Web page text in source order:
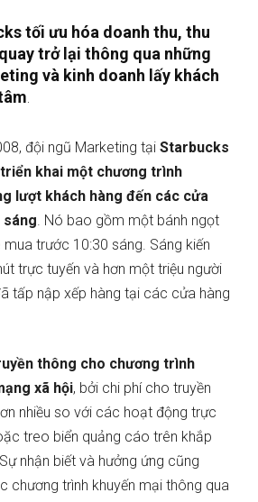
tối ưu hóa doanh thu, thu
trở lại thông qua những
và kinh doanh lấy khách
đội ngũ Marketing tại Starbucks
khai một chương trình
lượt khách hàng đến các cửa
sáng. Nó bao gồm một bánh ngọt
trước 10:30 sáng. Sáng kiến
trực tuyến và hơn một triệu người
tấp nập xếp hàng tại các cửa hàng
thông cho chương trình
xã hội, bởi chi phí cho truyền
nhiều so với các hoạt động trực
treo biển quảng cáo trên khắp
nhận biết và hưởng ứng cũng
chương trình khuyến mại thông qua